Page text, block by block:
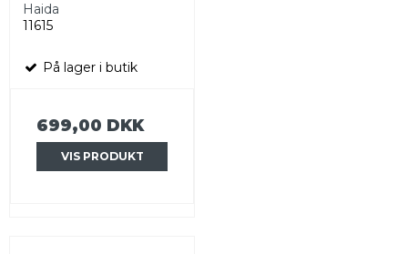
Haida
11615
På lager i butik
699,00 DKK
VIS PRODUKT